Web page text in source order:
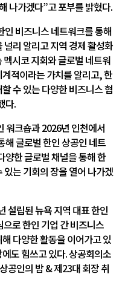
나가겠다”고 포부를 밝혔다.
비즈니스 네트워크를 통해
리 알리고 지역 경제 활성화
시코 지회와 글로벌 네트워
적이라는 가치를 알리고, 한
수 있는 다양한 비즈니스 협
다.
워크숍과 2026년 인천에서
글로벌 한인 상공인 네트
양한 글로벌 채널을 통해 한
는 기회의 장을 열어 나가겠
설립된 뉴욕 지역 대표 한인
로 한인 기업 간 비즈니스
다양한 활동을 이어가고 있
도 힘쓰고 있다. 상공회의소
공인의 밤 & 제23대 회장 취